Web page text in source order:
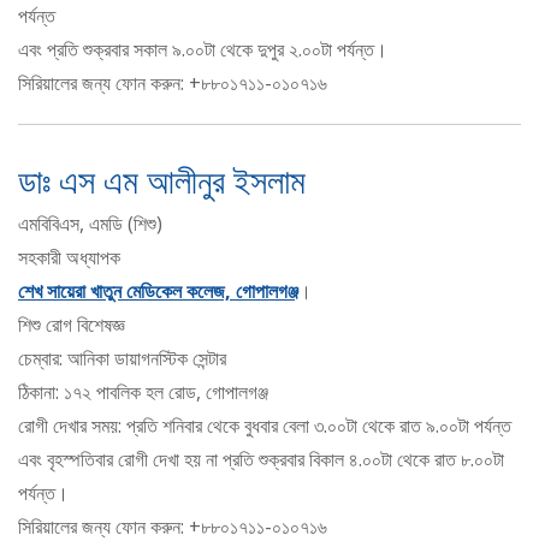
পর্যন্ত
এবং প্রতি শুক্রবার সকাল ৯.০০টা থেকে দুপুর ২.০০টা পর্যন্ত।
সিরিয়ালের জন্য ফোন করুন: +৮৮০১৭১১-০১০৭১৬
ডাঃ এস এম আলীনুর ইসলাম
এমবিবিএস, এমডি (শিশু)
সহকারী অধ্যাপক
শেখ সায়েরা খাতুন মেডিকেল কলেজ, গোপালগঞ্জ।
শিশু রোগ বিশেষজ্ঞ
চেম্বার: আনিকা ডায়াগনস্টিক সেন্টার
ঠিকানা: ১৭২ পাবলিক হল রোড, গোপালগঞ্জ
রোগী দেখার সময়: প্রতি শনিবার থেকে বুধবার বেলা ৩.০০টা থেকে রাত ৯.০০টা পর্যন্ত
এবং বৃহস্পতিবার রোগী দেখা হয় না প্রতি শুক্রবার বিকাল ৪.০০টা থেকে রাত ৮.০০টা
পর্যন্ত।
সিরিয়ালের জন্য ফোন করুন: +৮৮০১৭১১-০১০৭১৬